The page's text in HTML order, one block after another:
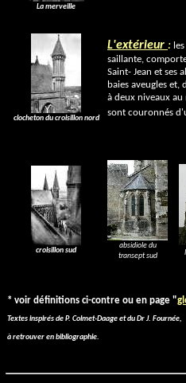
La merveille
clocheton du croisillon nord
L'extérieur :
saillante,
Saint- Jean et ses
baies aveugles
à deux niveaux
sont couronnés
croisillon sud
absidiole du
transept sud
* voir définitions ci-contre ou en page "
Textes inspirés de P. Colmet-Daage et du Dr J. Fournée,
à retrouver en bibliographie.